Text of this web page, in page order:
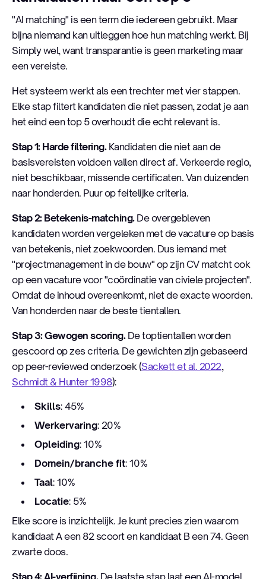
"AI matching" is een term die iedereen gebruikt. Maar
bijna niemand kan uitleggen hoe hun matching werkt. Bij
Simply wel, want transparantie is geen marketing maar
een vereiste.
Het systeem werkt als een trechter met vier stappen.
Elke stap filtert kandidaten die niet passen, zodat je aan
het eind een top 5 overhoudt die echt relevant is.
Stap 1: Harde filtering.Kandidaten die niet aan de
basisvereisten voldoen vallen direct af. Verkeerde regio,
niet beschikbaar, missende certificaten. Van duizenden
naar honderden. Puur op feitelijke criteria.
Stap 2: Betekenis-matching.De overgebleven
kandidaten worden vergeleken met de vacature op basis
van betekenis, niet zoekwoorden. Dus iemand met
"projectmanagement in de bouw" op zijn CV matcht ook
op een vacature voor "coördinatie van civiele projecten".
Omdat de inhoud overeenkomt, niet de exacte woorden.
Van honderden naar de beste tientallen.
Stap 3: Gewogen scoring.De toptientallen worden
gescoord op zes criteria. De gewichten zijn gebaseerd
op peer-reviewed onderzoek (Sackett et al. 2022,
Schmidt & Hunter 1998):
Skills: 45%
Werkervaring: 20%
Opleiding: 10%
Domein/branche fit: 10%
Taal: 10%
Locatie: 5%
Elke score is inzichtelijk. Je kunt precies zien waarom
kandidaat A een 82 scoort en kandidaat B een 74. Geen
zwarte doos.
Stap 4: AI-verfijning.De laatste stap laat een AI-model